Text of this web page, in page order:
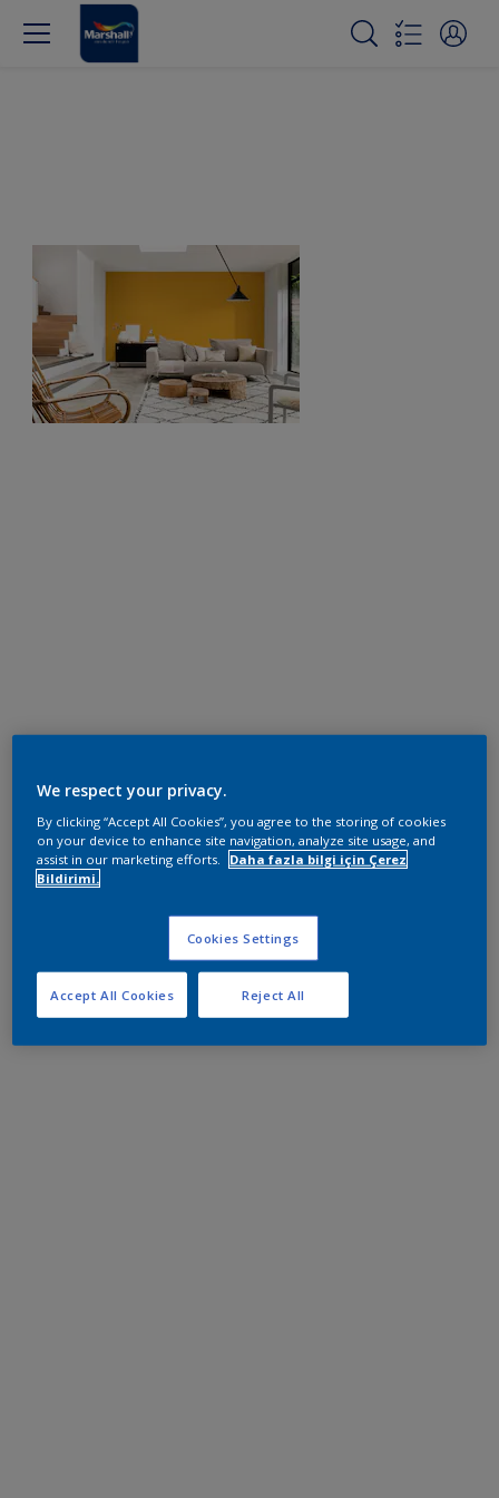
We respect your privacy.
By clicking “Accept All Cookies”, you agree to the storing of cookies
on your device to enhance site navigation, analyze site usage, and
assist in our marketing efforts.
Daha fazla bilgi için Çerez
Bildirimi.
Cookies Settings
Reject All
Accept All Cookies